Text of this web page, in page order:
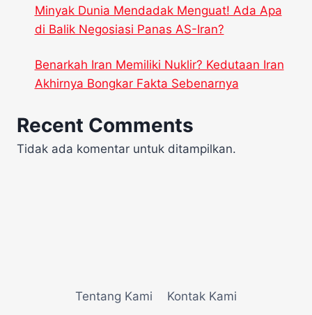
Minyak Dunia Mendadak Menguat! Ada Apa
di Balik Negosiasi Panas AS-Iran?
Benarkah Iran Memiliki Nuklir? Kedutaan Iran
Akhirnya Bongkar Fakta Sebenarnya
Recent Comments
Tidak ada komentar untuk ditampilkan.
Tentang Kami
Kontak Kami